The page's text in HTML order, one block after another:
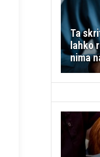
Ta
lahko
nima